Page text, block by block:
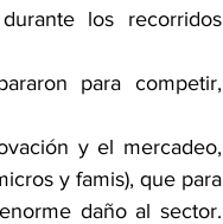
los recorridos
para competir,
y el mercadeo,
y famis), que para
daño al sector.